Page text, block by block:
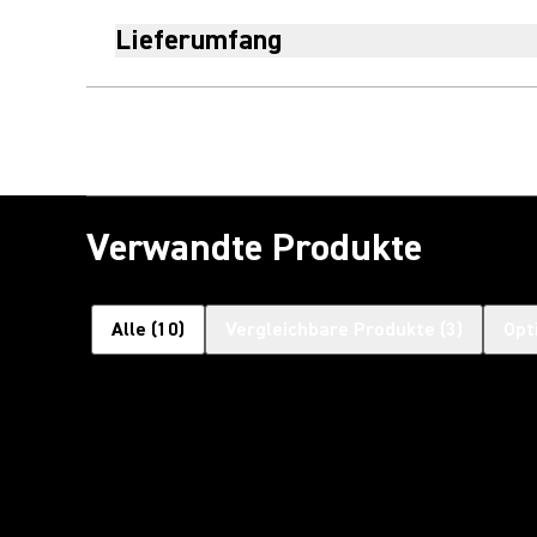
Lieferumfang
Verwandte Produkte
Alle (10)